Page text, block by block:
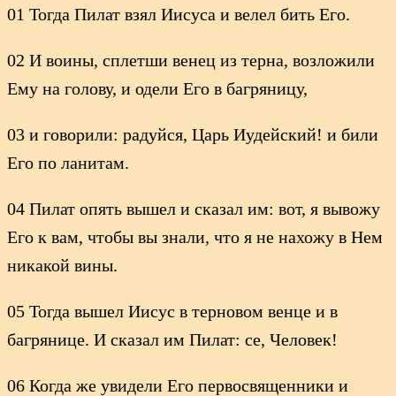
01 Тогда Пилат взял Иисуса и велел бить Его.
02 И воины, сплетши венец из терна, возложили
Ему на голову, и одели Его в багряницу,
03 и говорили: радуйся, Царь Иудейский! и били
Его по ланитам.
04 Пилат опять вышел и сказал им: вот, я вывожу
Его к вам, чтобы вы знали, что я не нахожу в Нем
никакой вины.
05 Тогда вышел Иисус в терновом венце и в
багрянице. И сказал им Пилат: се, Человек!
06 Когда же увидели Его первосвященники и